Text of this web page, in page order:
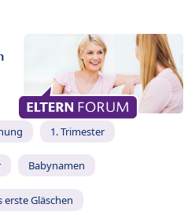
1. Trimester
Babynamen
erste Gläschen